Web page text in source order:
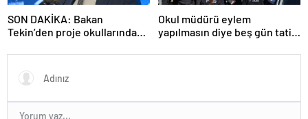
SON DAKİKA: Bakan
Tekin’den proje okullarındaki
Okul müdürü eylem
yapılmasın diye beş gün tatil